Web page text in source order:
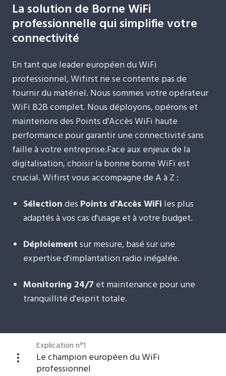
La solution de Borne WiFi
professionnelle qui simplifie votre
connectivité
En tant que leader européen du WiFi
professionnel, Wifirst ne se contente pas de
fournir du matériel. Nous sommes votre opérateur
WiFi B2B complet. Nous déployons, opérons et
maintenons des Points d'Accès WiFi haute
performance pour garantir une connectivité sans
faille à votre entreprise.Face aux enjeux de la
digitalisation, choisir la bonne borne WiFi est
crucial. Wifirst vous accompagne de A à Z :
Sélection des Points d'Accès WiFi les plus
adaptés à vos cas d'usage et à votre budget.
Déploiement sur mesure, basé sur une
expertise d'implantation radio inégalée.
Monitoring 24/7 et maintenance pour une
tranquillité d'esprit totale.
Explication n°1
Le champion européen du WiFi
professionnel